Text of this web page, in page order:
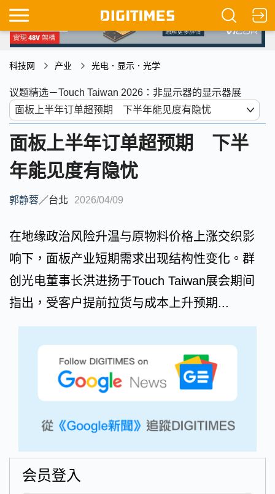
科技网 产业 光电．显示．光学
议题精选－Touch Taiwan 2026：非显示器的显示器展
面板上半年订单超预期 下半
年能见度有隐忧
郭静蓉／台北 2026/04/09
在地缘政治风险升温与原物料价格上涨交织影
响下，面板产业短期需求出现结构性变化。群
创光电董事长洪进扬于Touch Taiwan展会期间
指出，受客户提前拉货与成本上升预期...
会员登入